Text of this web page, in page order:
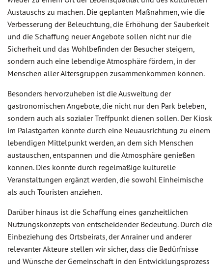
Austauschs zu machen. Die geplanten Maßnahmen, wie die
Verbesserung der Beleuchtung, die Erhöhung der Sauberkeit
und die Schaffung neuer Angebote sollen nicht nur die
Sicherheit und das Wohlbefinden der Besucher steigern,
sondern auch eine lebendige Atmosphäre fördern, in der
Menschen aller Altersgruppen zusammenkommen können.
Besonders hervorzuheben ist die Ausweitung der
gastronomischen Angebote, die nicht nur den Park beleben,
sondern auch als sozialer Treffpunkt dienen sollen. Der Kiosk
im Palastgarten könnte durch eine Neuausrichtung zu einem
lebendigen Mittelpunkt werden, an dem sich Menschen
austauschen, entspannen und die Atmosphäre genießen
können. Dies könnte durch regelmäßige kulturelle
Veranstaltungen ergänzt werden, die sowohl Einheimische
als auch Touristen anziehen.
Darüber hinaus ist die Schaffung eines ganzheitlichen
Nutzungskonzepts von entscheidender Bedeutung. Durch die
Einbeziehung des Ortsbeirats, der Anrainer und anderer
relevanter Akteure stellen wir sicher, dass die Bedürfnisse
und Wünsche der Gemeinschaft in den Entwicklungsprozess